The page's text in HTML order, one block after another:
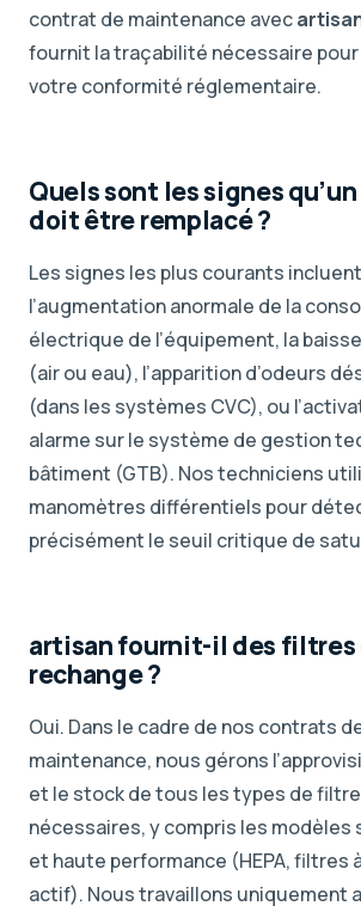
contrat de maintenance avec
fournit la traçabilité nécessaire
votre conformité réglementaire.
Quels sont les signes
doit être remplacé ?
Les signes les plus courants
l’augmentation anormale de la
électrique de l’équipement, la
(air ou eau), l’apparition d’odeurs
(dans les systèmes CVC), ou
alarme sur le système de gestion
bâtiment (GTB). Nos techniciens
manomètres différentiels pour
précisément le seuil critique de
artisan fournit-il des filtres
rechange ?
Oui. Dans le cadre de nos contrats
maintenance, nous gérons
et le stock de tous les types de
nécessaires, y compris les modèles
et haute performance (HEPA, filtres
actif). Nous travaillons uniquement